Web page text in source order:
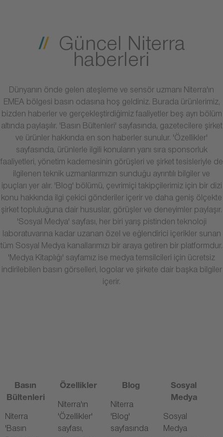
Güncel Niterra
haberleri
Dünyanın önde gelen ateşleme ve sensör uzmanı Niterra'ın
EMEA bölgesi basın odasına hoş geldiniz. Burada ürünlerimiz,
bizden haberler ve gerçekleştirdiğimiz faaliyetler beş ayrı bölüm
altında paylaşılır. 'Basın Bültenleri' sayfasında, gazetecilere şirket
ve ürünler hakkında en son haberler sunulur. 'Özellikler'
sayfasında, ürünlerle ilgili konuların yanı sıra sponsorluk
faaliyetleri, yönetim kademesinin görüşleri ve şirket tesisleriyle de
ilgilenen teknik uzmanlarımızın sunduğu ayrıntılı bilgiler ve
ipuçları yer alır. 'Blog' bölümü, çevrimiçi takipçilerimiz için bir dizi
konu hakkında ilgi çekici gönderiler içerir ve daha geniş ölçekte
şirket topluluğuna dair hususlar, görüşler ve deneyimler paylaşır.
'Sosyal Medya' sayfası, her biri yarış pistinden teknoloji
laboratuvarına kadar uzanan özel ve eğlendirici içerikler sunan
tüm Sosyal Medya kanallarımızı bir araya getiren bir platformdur.
'Medya Kitaplığı' sayfamız ise medya temsilcileri için ücretsiz
indirilebilen basın görselleri, logolar ve şirkete dair başka bilgiler
içerir.
Basın
Bültenleri
Niterra
'Basın
Özellikler
Niterra'ın
'Özellikler'
sayfası,
Blog
Niterra
'Blog'
sayfasında
Sosyal
Medya
Sosyal
Medya